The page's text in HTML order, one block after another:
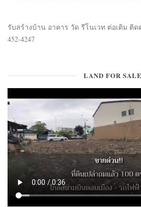
รับสร้างบ้าน อาคาร วัด รีโนเวท ต่อเติม ติด
452-4247
LAND FOR SALE